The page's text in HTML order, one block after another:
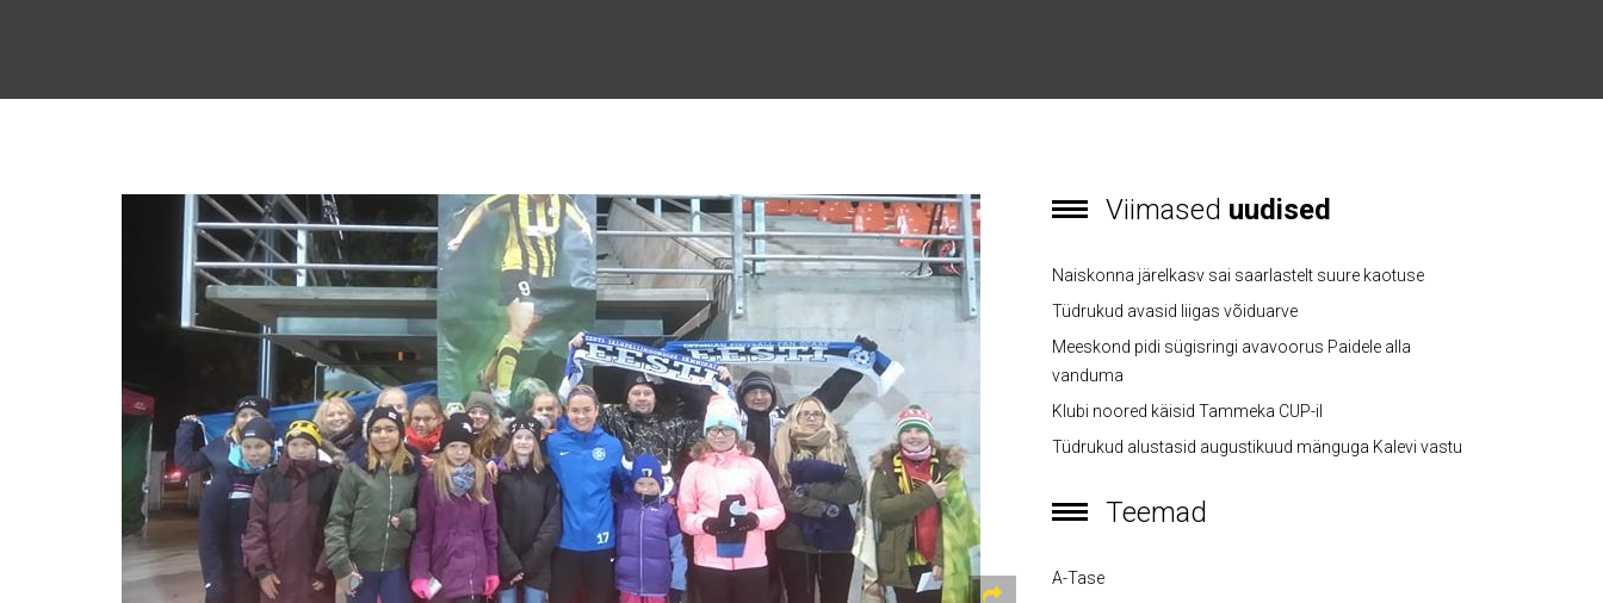
Viimased uudised
Naiskonna järelkasv sai saarlastelt suure kaotuse
Tüdrukud avasid liigas võiduarve
Meeskond pidi sügisringi avavoorus Paidele alla
vanduma
Klubi noored käisid Tammeka CUP-il
Tüdrukud alustasid augustikuud mänguga Kalevi vastu
Teemad
A-Tase